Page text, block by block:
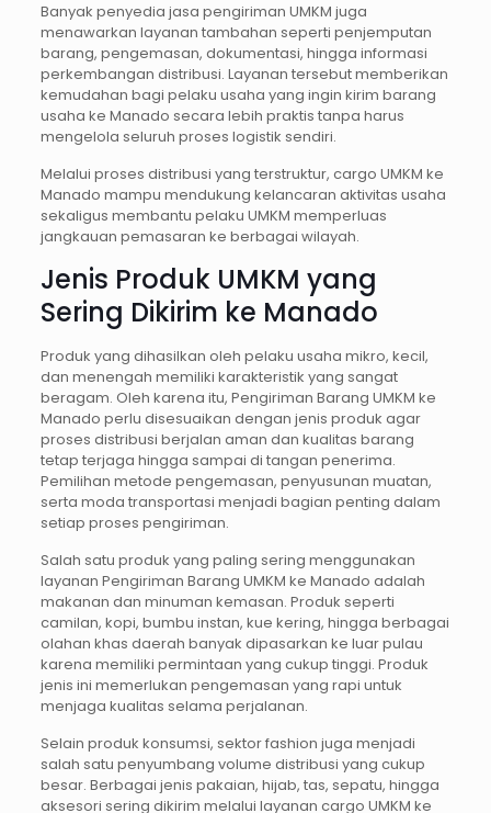
Banyak penyedia jasa pengiriman UMKM juga
menawarkan layanan tambahan seperti penjemputan
barang, pengemasan, dokumentasi, hingga informasi
perkembangan distribusi. Layanan tersebut memberikan
kemudahan bagi pelaku usaha yang ingin kirim barang
usaha ke Manado secara lebih praktis tanpa harus
mengelola seluruh proses logistik sendiri.
Melalui proses distribusi yang terstruktur, cargo UMKM ke
Manado mampu mendukung kelancaran aktivitas usaha
sekaligus membantu pelaku UMKM memperluas
jangkauan pemasaran ke berbagai wilayah.
Jenis Produk UMKM yang
Sering Dikirim ke Manado
Produk yang dihasilkan oleh pelaku usaha mikro, kecil,
dan menengah memiliki karakteristik yang sangat
beragam. Oleh karena itu, Pengiriman Barang UMKM ke
Manado perlu disesuaikan dengan jenis produk agar
proses distribusi berjalan aman dan kualitas barang
tetap terjaga hingga sampai di tangan penerima.
Pemilihan metode pengemasan, penyusunan muatan,
serta moda transportasi menjadi bagian penting dalam
setiap proses pengiriman.
Salah satu produk yang paling sering menggunakan
layanan Pengiriman Barang UMKM ke Manado adalah
makanan dan minuman kemasan. Produk seperti
camilan, kopi, bumbu instan, kue kering, hingga berbagai
olahan khas daerah banyak dipasarkan ke luar pulau
karena memiliki permintaan yang cukup tinggi. Produk
jenis ini memerlukan pengemasan yang rapi untuk
menjaga kualitas selama perjalanan.
Selain produk konsumsi, sektor fashion juga menjadi
salah satu penyumbang volume distribusi yang cukup
besar. Berbagai jenis pakaian, hijab, tas, sepatu, hingga
aksesori sering dikirim melalui layanan cargo UMKM ke